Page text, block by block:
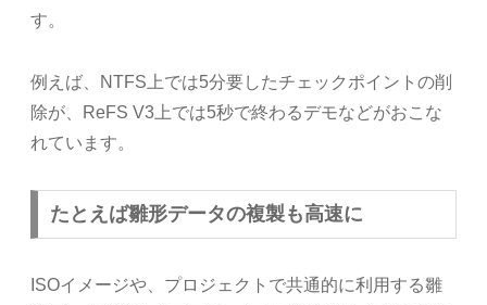
す。
例えば、NTFS上では5分要したチェックポイントの削
除が、ReFS V3上では5秒で終わるデモなどがおこな
れています。
たとえば雛形データの複製も高速に
ISOイメージや、プロジェクトで共通的に利用する雛